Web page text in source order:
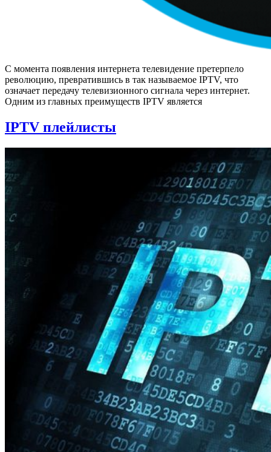
С момента появления интернета телевидение претерпело
революцию, превратившись в так называемое IPTV, что
означает передачу телевизионного сигнала через интернет.
Одним из главных преимуществ IPTV является
IPTV плейлисты